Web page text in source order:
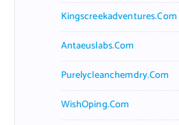
Kingscreekadventures.com
Antaeuslabs.com
Purelycleanchemdry.com
WishOping.com